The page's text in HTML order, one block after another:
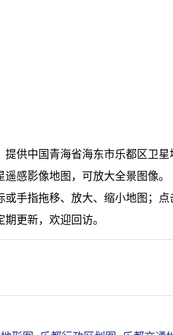
提供中国青海省海东市乐都区卫
感影像地图，可放大全景图像。
或手指拖移、放大、缩小地图；点
更新，欢迎回访。